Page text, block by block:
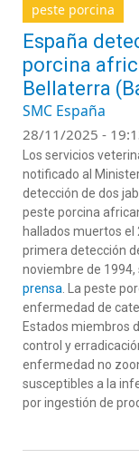
peste porcina
España
porcina
Bellaterra
SMC España
28/11/2025 -
Los servicios
notificado al
detección de dos
peste porcina
hallados muertos el
primera detección
noviembre de
prensa . La peste
enfermedad de
Estados miembros
control y
enfermedad no
susceptibles a la
por ingestión de